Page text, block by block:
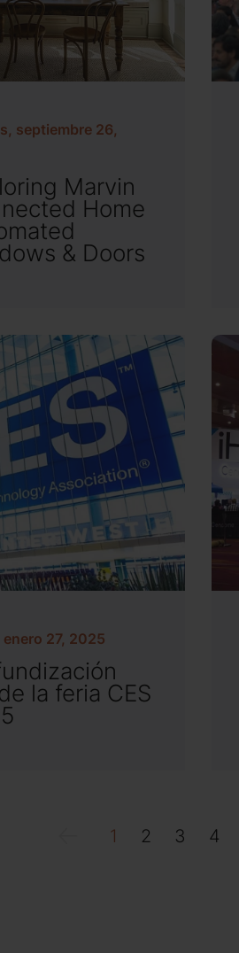
septiembre 26,
Marvin
Home
& Doors
27, 2025
la feria CES
1 2 3 4